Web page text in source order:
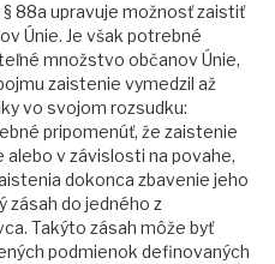
§ 88a upravuje možnosť zaistiť
Únie. Je však potrebné
množstvo občanov Únie,
zaistenie vymedzil až
vo svojom rozsudku:
pripomenúť, že zaistenie
v závislosti na povahe,
dokonca zbavenie jeho
zásah do jedného z
Takýto zásah môže byť
podmienok definovaných